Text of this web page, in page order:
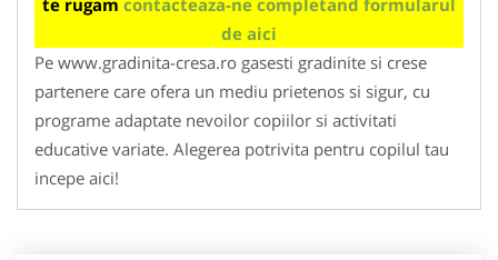
de aici
Pe www.gradinita-cresa.ro gasesti gradinite si crese
partenere care ofera un mediu prietenos si sigur, cu
programe adaptate nevoilor copiilor si activitati
educative variate. Alegerea potrivita pentru copilul tau
incepe aici!